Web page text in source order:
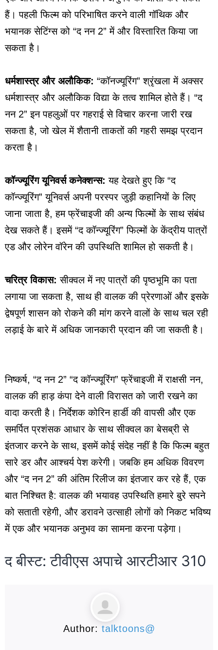
हैं। पहली फिल्म को परिभाषित करने वाली गॉथिक और
भयानक सेटिंग्स को “द नन 2” में और विस्तारित किया जा
सकता है।
धर्मशास्त्र और अलौकिक: “कॉनज्यूरिंग” श्रृंखला में अक्सर
धर्मशास्त्र और अलौकिक विद्या के तत्व शामिल होते हैं। “द
नन 2” इन पहलुओं पर गहराई से विचार करना जारी रख
सकता है, जो खेल में शैतानी ताकतों की गहरी समझ प्रदान
करता है।
कॉन्ज्यूरिंग यूनिवर्स कनेक्शन्स: यह देखते हुए कि “द
कॉन्ज्यूरिंग” यूनिवर्स अपनी परस्पर जुड़ी कहानियों के लिए
जाना जाता है, हम फ्रेंचाइजी की अन्य फिल्मों के साथ संबंध
देख सकते हैं। इसमें “द कॉन्ज्यूरिंग” फिल्मों के केंद्रीय पात्रों
एड और लोरेन वॉरेन की उपस्थिति शामिल हो सकती है।
चरित्र विकास: सीक्वल में नए पात्रों की पृष्ठभूमि का पता
लगाया जा सकता है, साथ ही वालक की प्रेरणाओं और इसके
द्वेषपूर्ण शासन को रोकने की मांग करने वालों के साथ चल रही
लड़ाई के बारे में अधिक जानकारी प्रदान की जा सकती है।
निष्कर्ष, “द नन 2” “द कॉन्ज्यूरिंग” फ्रेंचाइजी में राक्षसी नन,
वालक की हाड़ कंपा देने वाली विरासत को जारी रखने का
वादा करती है। निर्देशक कोरिन हार्डी की वापसी और एक
समर्पित प्रशंसक आधार के साथ सीक्वल का बेसब्री से
इंतजार करने के साथ, इसमें कोई संदेह नहीं है कि फिल्म बहुत
सारे डर और आश्चर्य पेश करेगी। जबकि हम अधिक विवरण
और “द नन 2” की अंतिम रिलीज का इंतजार कर रहे हैं, एक
बात निश्चित है: वालक की भयावह उपस्थिति हमारे बुरे सपने
को सताती रहेगी, और डरावने उत्साही लोगों को निकट भविष्य
में एक और भयानक अनुभव का सामना करना पड़ेगा।
द बीस्ट: टीवीएस अपाचे आरटीआर 310
Author: talktoons@